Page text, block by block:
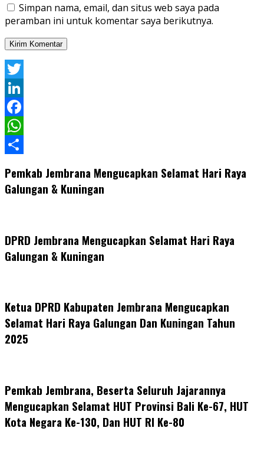
Simpan nama, email, dan situs web saya pada
peramban ini untuk komentar saya berikutnya.
Twitter
LinkedIn
Facebook
WhatsApp
Pemkab Jembrana Mengucapkan Selamat Hari Raya
Galungan & Kuningan
DPRD Jembrana Mengucapkan Selamat Hari Raya
Galungan & Kuningan
Ketua DPRD Kabupaten Jembrana Mengucapkan
Selamat Hari Raya Galungan Dan Kuningan Tahun
2025
Pemkab Jembrana, Beserta Seluruh Jajarannya
Mengucapkan Selamat HUT Provinsi Bali Ke-67, HUT
Kota Negara Ke-130, Dan HUT RI Ke-80